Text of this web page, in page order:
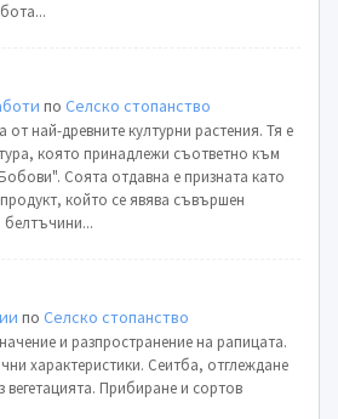
поСелско стопанство
от най-древните културни растения. Тя е
която принадлежи съответно към
Соята отдавна е призната като
който се явява съвършен
белтъчини...
поСелско стопанство
и разпространение на рапицата.
характеристики. Сеитба, отглеждане
вегетацията. Прибиране и сортов